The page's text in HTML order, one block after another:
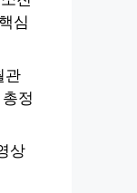
심
관
정
상